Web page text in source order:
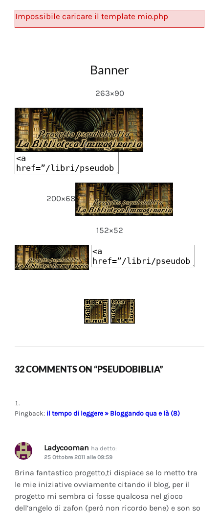
Impossibile caricare il template mio.php
Banner
263×90
200×68
152×52
32 COMMENTS ON “PSEUDOBIBLIA”
Pingback: il tempo di leggere » Bloggando qua e là (8)
Ladycooman ha detto:
25 Ottobre 2011 alle 09:59
Brina fantastico progetto,ti dispiace se lo metto tra
le mie iniziative ovviamente citando il blog, per il
progetto mi sembra ci fosse qualcosa nel gioco
dell’angelo di zafon (però non ricordo bene) e son so